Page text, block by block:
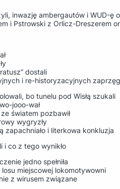
inwazję ambergautów i WUD-ę
i Pstrowski z Orlicz-Dreszerem
dostali
i re-historyzacyjnych
bo tunelu pod Wisłą szukali
jooo-wał
światem pozbawił
wygryzły
zapachniało i literkowa konkluzja
i co z tego wynikło
jedno spełniła
miejscowej lokomotywowni
z wirusem związane